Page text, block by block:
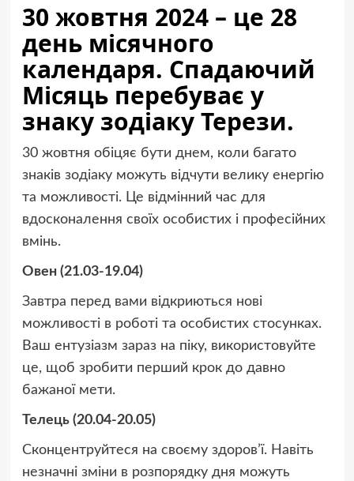
30 жовтня 2024 – це 28
день місячного
календаря. Спадаючий
Місяць перебуває у
знаку зодіаку Терези.
30 жовтня обіцяє бути днем, коли багато
знаків зодіаку можуть відчути велику енергію
та можливості. Це відмінний час для
вдосконалення своїх особистих і професійних
вмінь.
Овен (21.03-19.04)
Завтра перед вами відкриються нові
можливості в роботі та особистих стосунках.
Ваш ентузіазм зараз на піку, використовуйте
це, щоб зробити перший крок до давно
бажаної мети.
Телець (20.04-20.05)
Сконцентруйтеся на своєму здоров’ї. Навіть
незначні зміни в розпорядку дня можуть